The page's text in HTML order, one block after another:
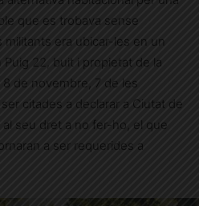
que es trobava sense
militants era ubicar-les en un
22, buit i propietat de la
de novembre, 7 de les
citades a declarar a Ciutat de
al seu dret a no fer-ho, el que
a ser requerides a